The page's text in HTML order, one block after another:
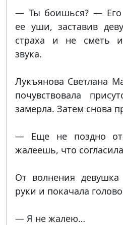
— Ты боишься? — Его
ее уши, заставив
страха и не сметь
звука.
Лукъянова Светлана
почувствовала
замерла. Затем снова
— Еще не поздно
жалеешь, что
От волнения
руки и покачала
— Я не жалею…